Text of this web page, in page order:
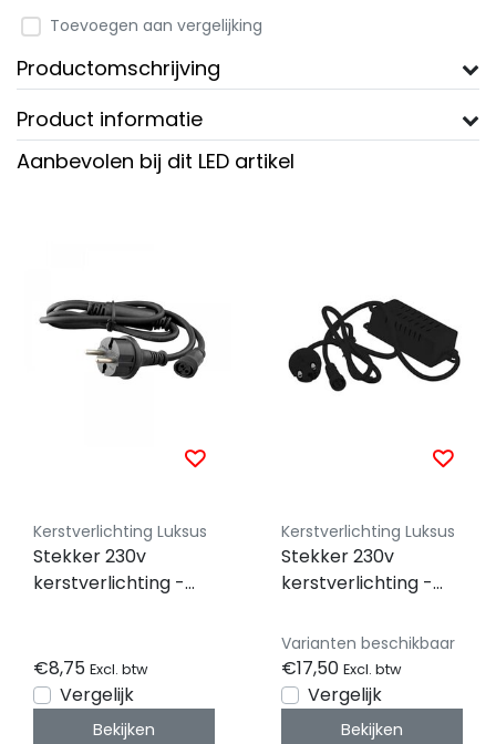
Toevoegen aan vergelijking
Productomschrijving
Product informatie
Aanbevolen bij dit LED artikel
Kerstverlichting Luksus
Stekker 230v
kerstverlichting -
230v - ip67 - 6000
LED's
€8,75 Excl. btw
Vergelijk
Bekijken
Kerstverlichting Luksus
Stekker 230v
kerstverlichting -
150cm - zwart -
230v - ip67 - 15000
LED's
Varianten beschikbaar
€17,50 Excl. btw
Vergelijk
Bekijken